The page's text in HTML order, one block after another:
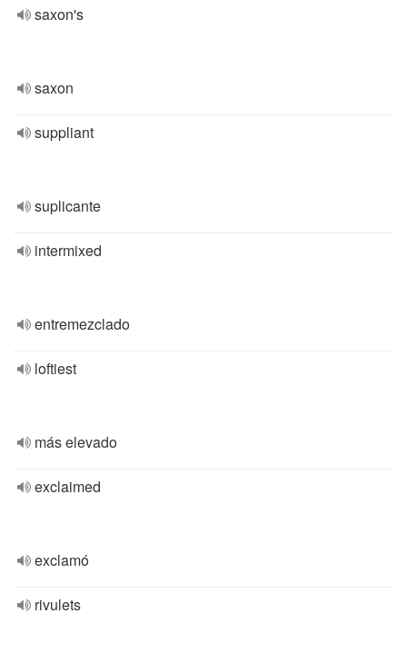
saxon's
saxon
suppliant
suplicante
intermixed
entremezclado
loftiest
más elevado
exclaimed
exclamó
rivulets